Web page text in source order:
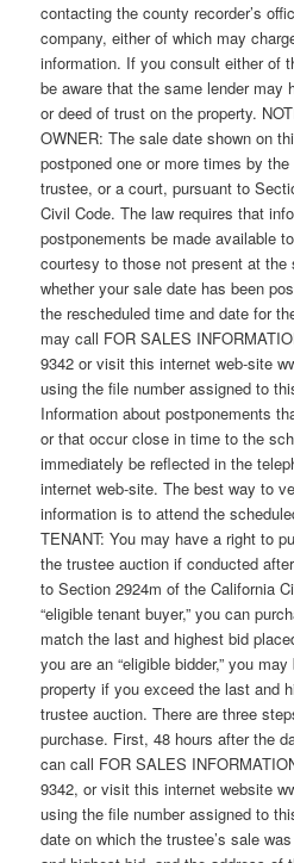
contacting the county recorder’s
company, either of which may
information. If you consult either of
be aware that the same lender may
or deed of trust on the property.
OWNER: The sale date shown on
postponed one or more times by
trustee, or a court, pursuant to
Civil Code. The law requires that
postponements be made available
courtesy to those not present at
whether your sale date has been
the rescheduled time and date for
may call FOR SALES
9342 or visit this internet web-site
using the file number assigned to
Information about postponements
or that occur close in time to the
immediately be reflected in the
internet web-site. The best way to
information is to attend the
TENANT: You may have a right to
the trustee auction if conducted
to Section 2924m of the California
“eligible tenant buyer,” you can
match the last and highest bid
you are an “eligible bidder,” you
property if you exceed the last and
trustee auction. There are three
purchase. First, 48 hours after the
can call FOR SALES
9342, or visit this internet website
using the file number assigned to
date on which the trustee’s sale